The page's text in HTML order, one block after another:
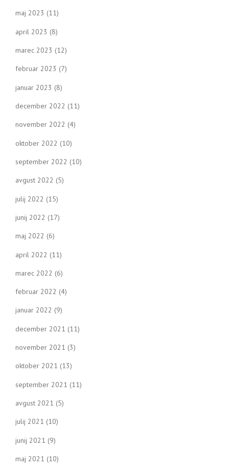
maj 2023 (11)
april 2023 (8)
marec 2023 (12)
februar 2023 (7)
januar 2023 (8)
december 2022 (11)
november 2022 (4)
oktober 2022 (10)
september 2022 (10)
avgust 2022 (5)
julij 2022 (15)
junij 2022 (17)
maj 2022 (6)
april 2022 (11)
marec 2022 (6)
februar 2022 (4)
januar 2022 (9)
december 2021 (11)
november 2021 (3)
oktober 2021 (13)
september 2021 (11)
avgust 2021 (5)
julij 2021 (10)
junij 2021 (9)
maj 2021 (10)